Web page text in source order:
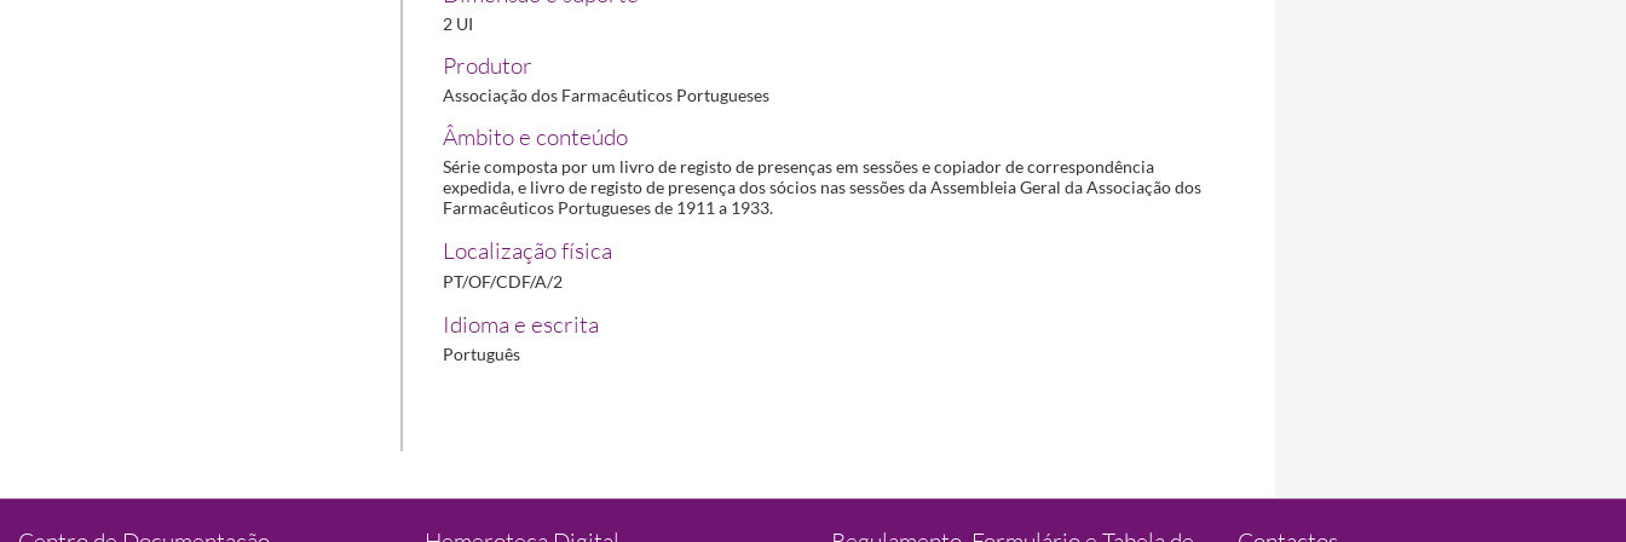
2 UI
Produtor
Associação dos Farmacêuticos Portugueses
Âmbito e conteúdo
Série composta por um livro de registo de presenças em sessões e copiador de correspondência
expedida, e livro de registo de presença dos sócios nas sessões da Assembleia Geral da Associação dos
Farmacêuticos Portugueses de 1911 a 1933.
Localização física
PT/OF/CDF/A/2
Idioma e escrita
Português